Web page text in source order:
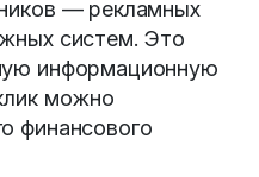
— рекламных
систем. Это
информационную
можно
финансового